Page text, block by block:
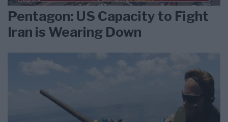
Pentagon: US Capacity to Fight
Iran is Wearing Down